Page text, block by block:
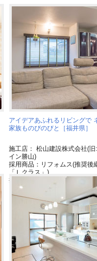
アイデアあふれるリビングで
家族ものびのびと［福井県］
施工店： 松山建設株式会社(
イン勝山)
採用商品：リフォムス(推奨後
「Ｌクラス」)
採用商品：カップボード